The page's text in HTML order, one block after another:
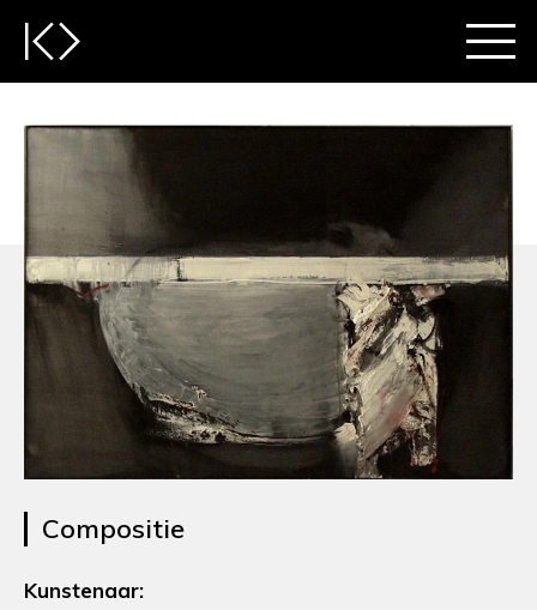
Compositie
Kunstenaar: